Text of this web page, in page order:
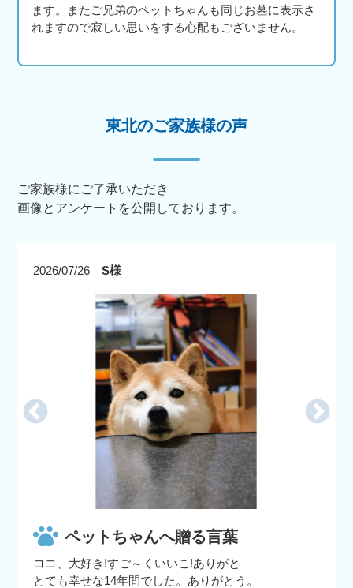
ます。またご兄弟のペットちゃんも同じお墓に表示さ
れますので寂しい思いをする心配もございません。
東北のご家族様の声
ご家族様にご了承いただき
画像とアンケートを公開しております。
2026/07/26 S様
ペットちゃんへ贈る言葉
ココ、大好き!すご～くいいこ!ありがと
とても幸せな14年間でした。ありがとう。